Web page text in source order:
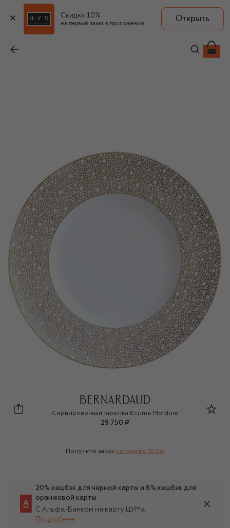
Скидка 10%
на первый заказ в приложении
Открыть
29 750 ₽
Bernardaud
Сервировочная тарелка Ecume Mordore
29 750 ₽
Получите заказ сегодня c 15:00
20% кешбэк для чёрной карты и 8% кешбэк для
оранжевой карты
С Альфа-Банком на карту ЦУМа
Подробнее